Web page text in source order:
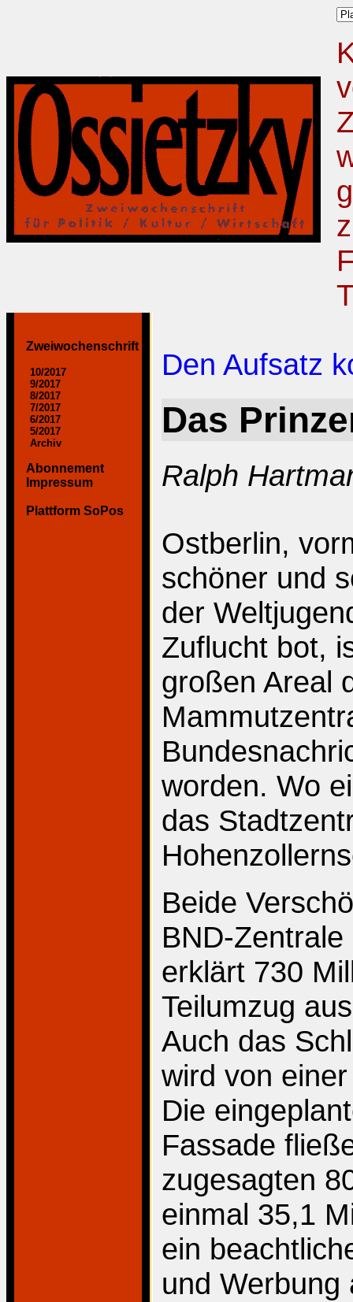
Zweiwochenschrift
10/2017
9/2017
8/2017
7/2017
6/2017
5/2017
Archiv
Abonnement
Impressum
Plattform SoPos
Den Aufsatz
Das
Ralph
Ostberlin,
schöner und
der
Zuflucht bot,
großen Areal
worden. Wo
das
Beide
BND-
erklärt 730
Teilumzug
Auch das
wird von
Die
Fassade
zugesagten
einmal 35,1
ein
und Werbung